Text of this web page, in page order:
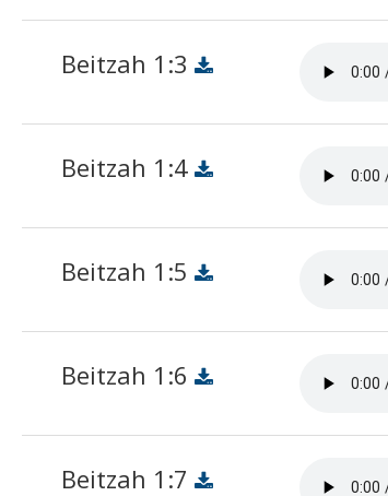
Beitzah 1:3
Beitzah 1:4
Beitzah 1:5
Beitzah 1:6
Beitzah 1:7